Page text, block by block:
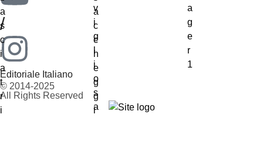
/
Editoriale Italiano
© 2014-2025
All Rights Reserved